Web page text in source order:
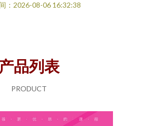
：2026-08-06 16:32:38
产品列表
PRODUCT